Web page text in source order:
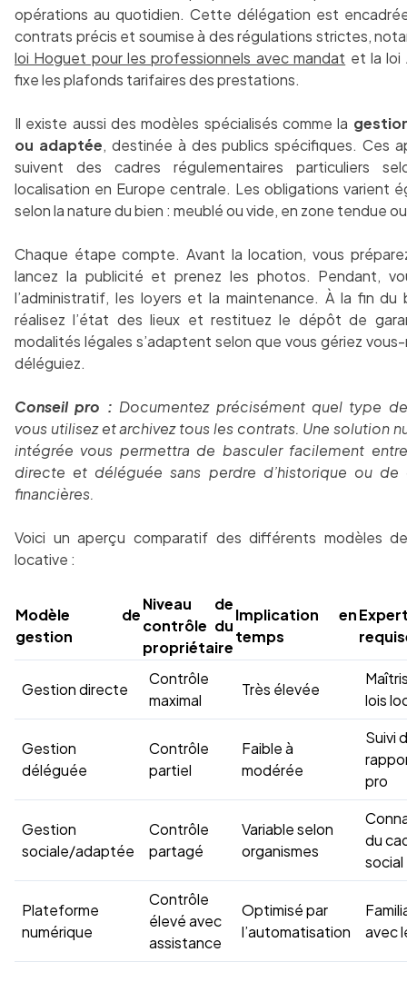
opérations au quotidien. Cette délégation est
contrats précis et soumise à des régulations strictes,
loi Hoguet pour les professionnels avec mandat et la loi
fixe les plafonds tarifaires des prestations.
Il existe aussi des modèles spécialisés comme la
ou adaptée, destinée à des publics spécifiques. Ces
suivent des cadres régulementaires particuliers
localisation en Europe centrale. Les obligations varient
selon la nature du bien : meublé ou vide, en zone tendue
Chaque étape compte. Avant la location, vous
lancez la publicité et prenez les photos. Pendant,
l’administratif, les loyers et la maintenance. À la fin du
réalisez l’état des lieux et restituez le dépôt de
modalités légales s’adaptent selon que vous gériez
déléguiez.
Conseil pro : Documentez précisément quel type
vous utilisez et archivez tous les contrats. Une solution
intégrée vous permettra de basculer facilement
directe et déléguée sans perdre d’historique ou de
financières.
Voici un aperçu comparatif des différents modèles
locative :
Modèle de
gestion
Niveau de
contrôle du
propriétaire
Implication en
temps
Gestion directe
Contrôle
maximal
Très élevée
lois
Gestion
déléguée
Contrôle
partiel
Faible à
modérée
Suivi
pro
Gestion
sociale/adaptée
Contrôle
partagé
Variable selon
organismes
du
social
Plateforme
numérique
Contrôle
élevé avec
assistance
Optimisé par
l’automatisation
avec